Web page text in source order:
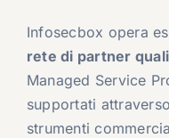
Infosecbox opera
rete di partner
Managed Service
supportati
strumenti